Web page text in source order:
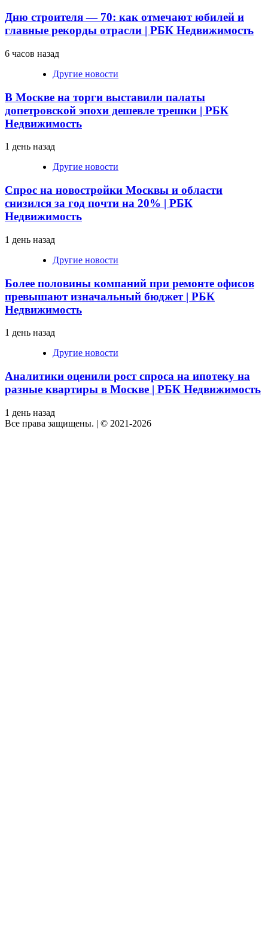
Дню строителя — 70: как отмечают юбилей и
главные рекорды отрасли | РБК Недвижимость
6 часов назад
Другие новости
В Москве на торги выставили палаты
допетровской эпохи дешевле трешки | РБК
Недвижимость
1 день назад
Другие новости
Спрос на новостройки Москвы и области
снизился за год почти на 20% | РБК
Недвижимость
1 день назад
Другие новости
Более половины компаний при ремонте офисов
превышают изначальный бюджет | РБК
Недвижимость
1 день назад
Другие новости
Аналитики оценили рост спроса на ипотеку на
разные квартиры в Москве | РБК Недвижимость
1 день назад
Все права защищены. | © 2021-2026